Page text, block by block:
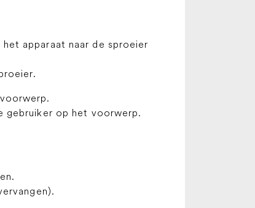
apparaat naar de sproeier
gebruiker op het voorwerp.